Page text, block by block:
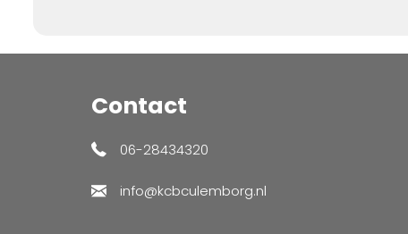
Contact
06-28434320
info@kcbculemborg.nl